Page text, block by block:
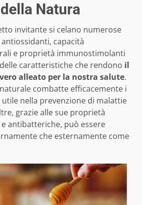
Natura
invitante si celano numerose
capacità
e proprietà immunostimolanti
caratteristiche che rendono il
alleato per la nostra salute.
combatte efficacemente i
nella prevenzione di malattie
grazie alle sue proprietà
antibatteriche, può essere
che esternamente come